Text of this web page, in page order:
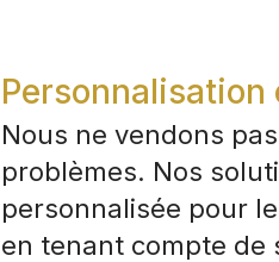
Nous ne vendons
problèmes. Nos
personnalisée pour
en tenant compte de